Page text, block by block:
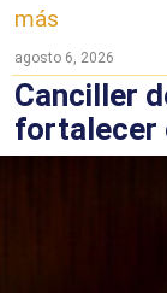
más
agosto 6, 2026
Canciller
fortalecer